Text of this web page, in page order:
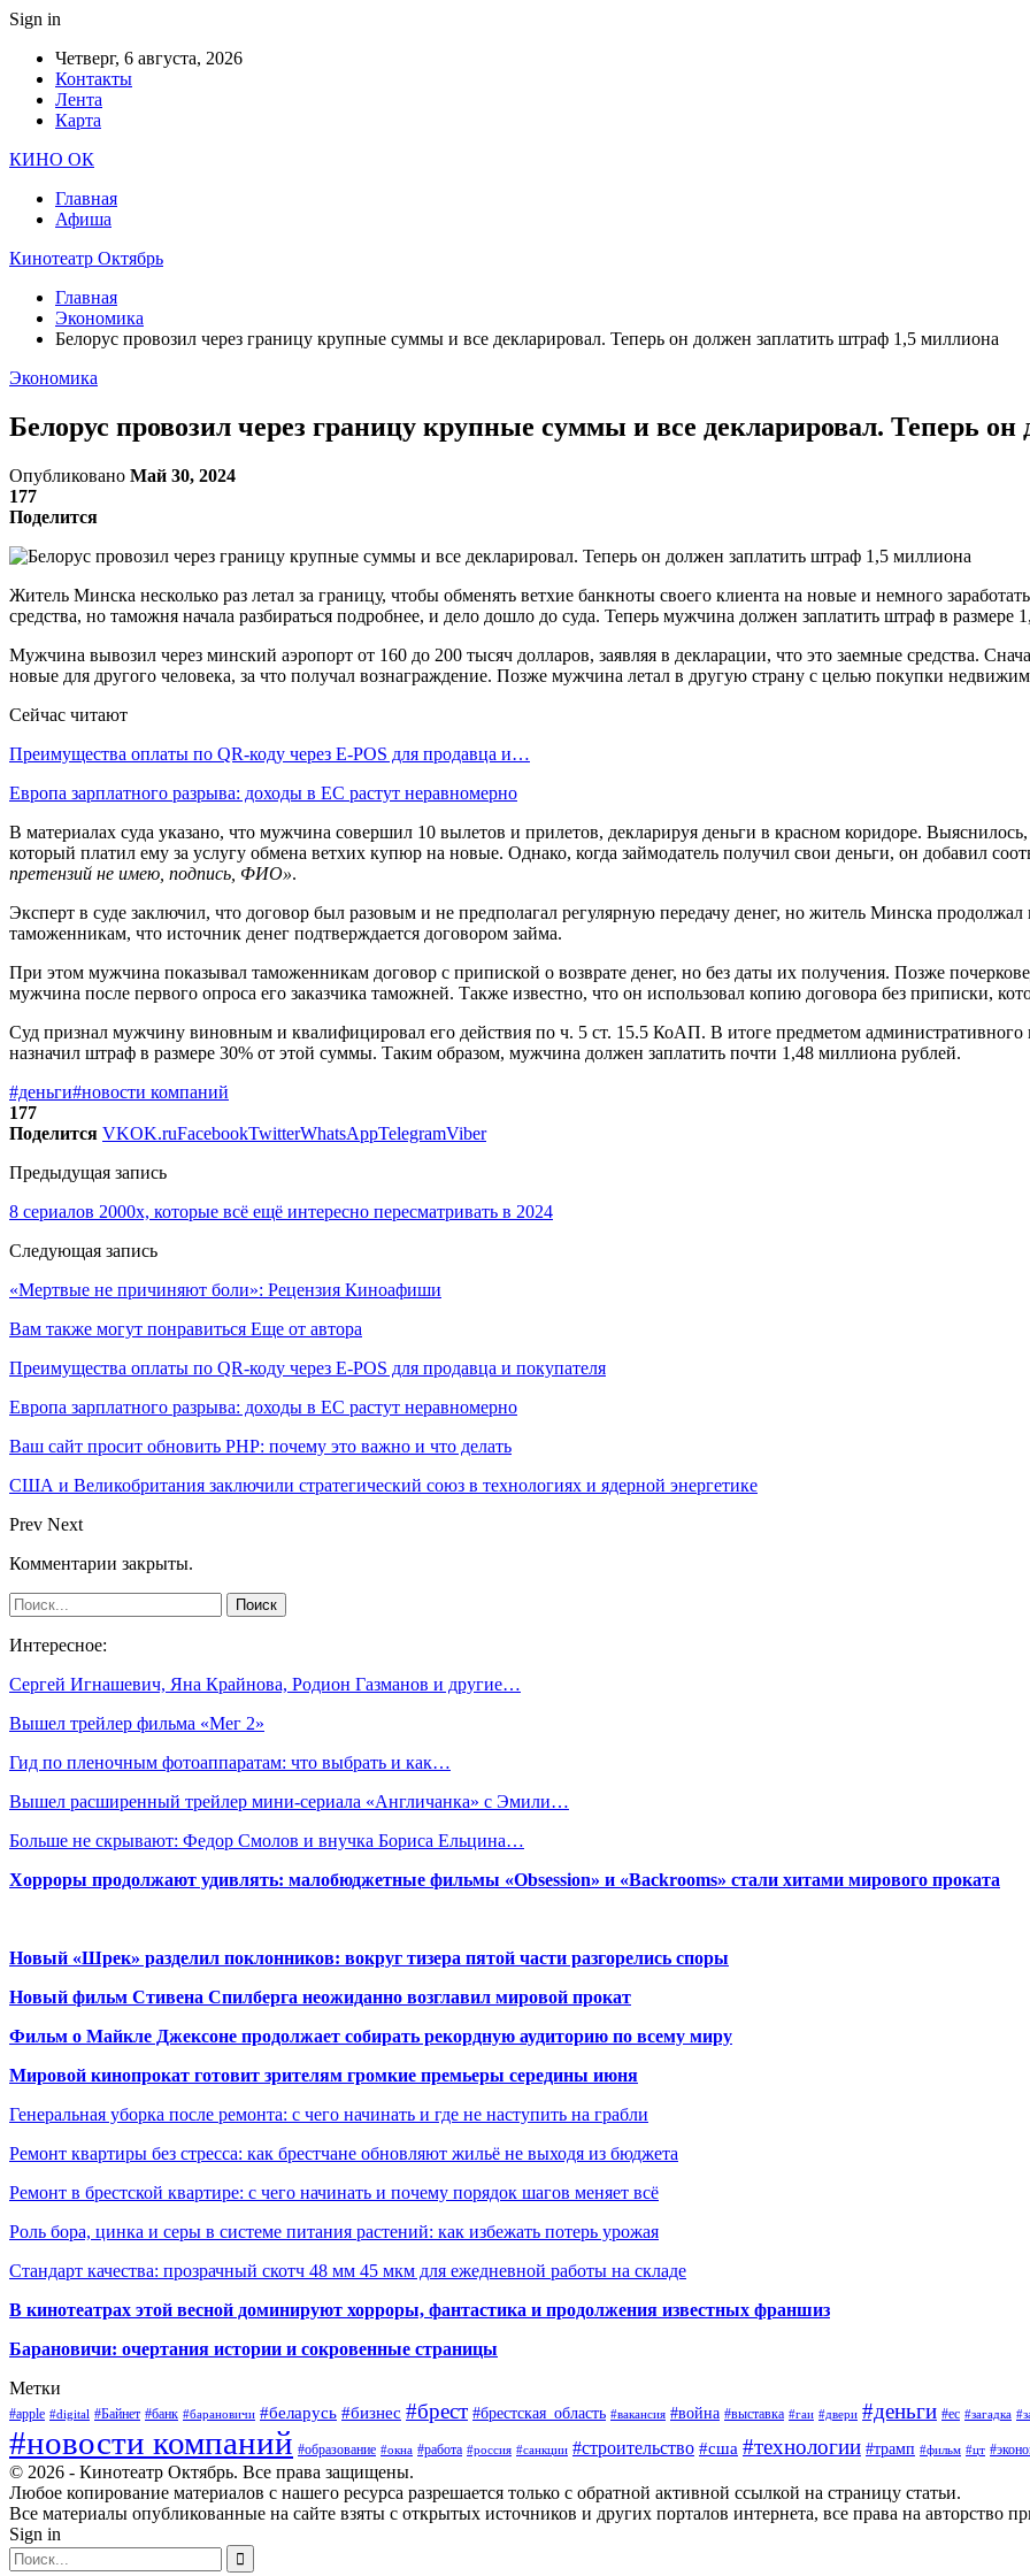
Sign in
Четверг, 6 августа, 2026
Контакты
Лента
Карта
КИНО ОК
Главная
Афиша
Кинотеатр Октябрь
Главная
Экономика
Белорус провозил через границу крупные суммы и все декларировал. Теперь он должен заплатить штраф 1,5 миллиона
Экономика
Белорус провозил через границу крупные суммы и все декларировал. Теперь
Опубликовано Май 30, 2024
177
Поделится
Житель Минска несколько раз летал за границу, чтобы обменять ветхие банкноты своего клиента на новые и немного
средства, но таможня начала разбираться подробнее, и дело дошло до суда. Теперь мужчина должен заплатить штраф в размере
Мужчина вывозил через минский аэропорт от 160 до 200 тысяч долларов, заявляя в декларации, что это заемные средства.
новые для другого человека, за что получал вознаграждение. Позже мужчина летал в другую страну с целью покупки
Сейчас читают
Преимущества оплаты по QR-коду через E-POS для продавца и…
Европа зарплатного разрыва: доходы в ЕС растут неравномерно
В материалах суда указано, что мужчина совершил 10 вылетов и прилетов, декларируя деньги в красном коридоре.
который платил ему за услугу обмена ветхих купюр на новые. Однако, когда займодатель получил свои деньги, он добавил
претензий не имею, подпись, ФИО».
Эксперт в суде заключил, что договор был разовым и не предполагал регулярную передачу денег, но житель Минска
таможенникам, что источник денег подтверждается договором займа.
При этом мужчина показывал таможенникам договор с припиской о возврате денег, но без даты их получения. Позже
мужчина после первого опроса его заказчика таможней. Также известно, что он использовал копию договора без приписки,
Суд признал мужчину виновным и квалифицировал его действия по ч. 5 ст. 15.5 КоАП. В итоге предметом административного
назначил штраф в размере 30% от этой суммы. Таким образом, мужчина должен заплатить почти 1,48 миллиона рублей.
#деньги#новости компаний
177
Поделится VKOK.ruFacebookTwitterWhatsAppTelegramViber
Предыдущая запись
8 сериалов 2000х, которые всё ещё интересно пересматривать в 2024
Следующая запись
«Мертвые не причиняют боли»: Рецензия Киноафиши
Вам также могут понравиться Еще от автора
Преимущества оплаты по QR-коду через E-POS для продавца и покупателя
Европа зарплатного разрыва: доходы в ЕС растут неравномерно
Ваш сайт просит обновить PHP: почему это важно и что делать
США и Великобритания заключили стратегический союз в технологиях и ядерной энергетике
Prev Next
Комментарии закрыты.
Интересное:
Сергей Игнашевич, Яна Крайнова, Родион Газманов и другие…
Вышел трейлер фильма «Мег 2»
Гид по пленочным фотоаппаратам: что выбрать и как…
Вышел расширенный трейлер мини-сериала «Англичанка» с Эмили…
Больше не скрывают: Федор Смолов и внучка Бориса Ельцина…
Хорроры продолжают удивлять: малобюджетные фильмы «Obsession» и «Backrooms» стали хитами мирового проката
Новый «Шрек» разделил поклонников: вокруг тизера пятой части разгорелись споры
Новый фильм Стивена Спилберга неожиданно возглавил мировой прокат
Фильм о Майкле Джексоне продолжает собирать рекордную аудиторию по всему миру
Мировой кинопрокат готовит зрителям громкие премьеры середины июня
Генеральная уборка после ремонта: с чего начинать и где не наступить на грабли
Ремонт квартиры без стресса: как брестчане обновляют жильё не выходя из бюджета
Ремонт в брестской квартире: с чего начинать и почему порядок шагов меняет всё
Роль бора, цинка и серы в системе питания растений: как избежать потерь урожая
Стандарт качества: прозрачный скотч 48 мм 45 мкм для ежедневной работы на складе
В кинотеатрах этой весной доминируют хорроры, фантастика и продолжения известных франшиз
Барановичи: очертания истории и сокровенные страницы
Метки
#apple #digital #Байнет #банк #барановичи #беларусь #бизнес #брест #брестская_область #вакансия #война #выставка #гаи #двери #деньги #ес #загадка
#новости компаний #образование #окна #работа #россия #санкции #строительство #сша #технологии #трамп #фильм #цт
© 2026 - Кинотеатр Октябрь. Все права защищены.
Любое копирование материалов с нашего ресурса разрешается только с обратной активной ссылкой на страницу статьи.
Все материалы опубликованные на сайте взяты с открытых источников и других порталов интернета, все права на авторство
Sign in